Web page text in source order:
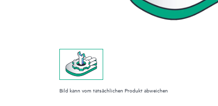
Bild kann vom tatsächlichen Produkt abweichen